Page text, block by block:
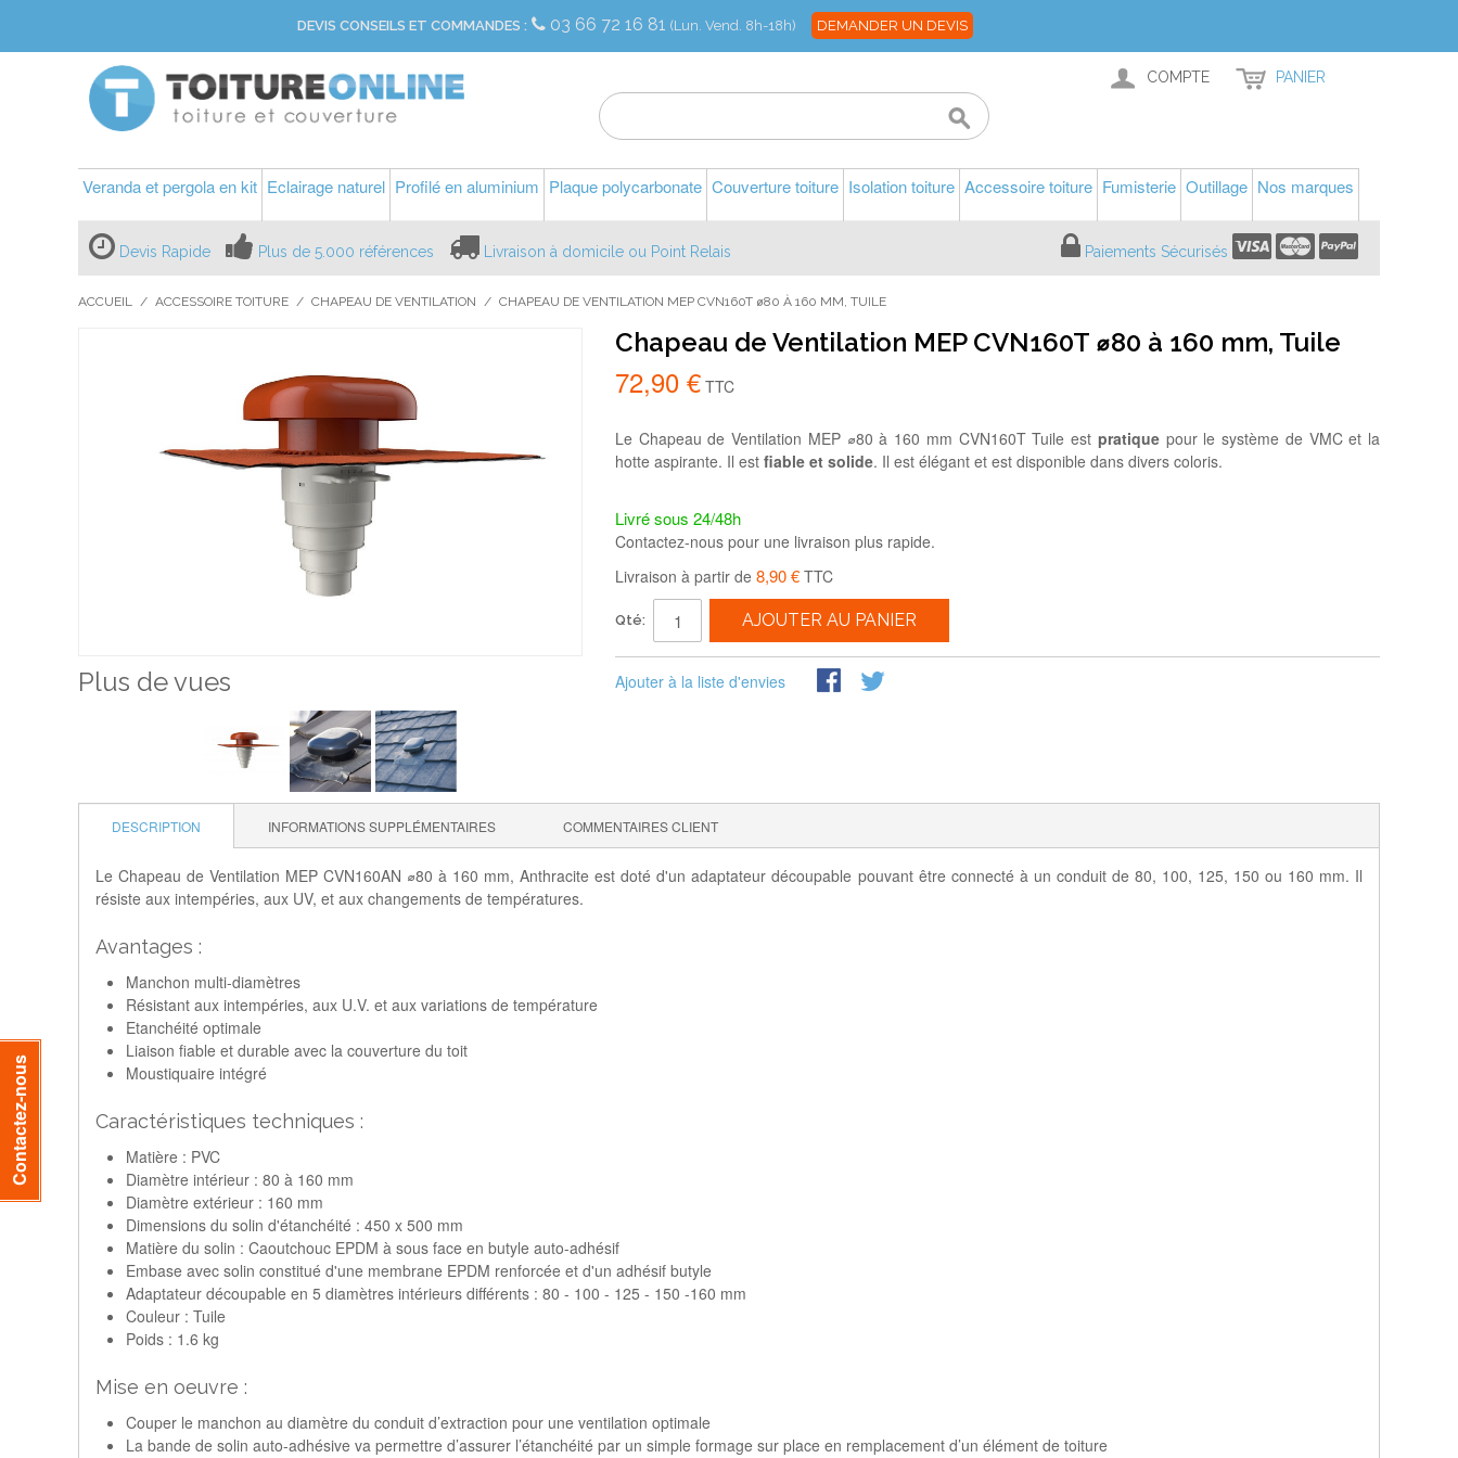
DEVIS CONSEILS ET COMMANDES : 03 66 72 16 81 (Lun. Vend. 8h-18h) DEMANDER UN DEVIS
COMPTE PANIER
Veranda et pergola en kit Eclairage naturel Profilé en aluminium Plaque polycarbonate Couverture toiture Isolation toiture Accessoire toiture Fumisterie Outillage Nos marques
Devis Rapide Plus de 5.000 références Livraison à domicile ou Point Relais Paiements Sécurisés
ACCUEIL / ACCESSOIRE TOITURE / CHAPEAU DE VENTILATION / CHAPEAU DE VENTILATION MEP CVN160T ⌀80 À 160 MM, TUILE
Plus de vues
Chapeau de Ventilation MEP CVN160T ⌀80 à 160 mm, Tuile
72,90 € TTC
Le Chapeau de Ventilation MEP ⌀80 à 160 mm CVN160T Tuile est pratiquepour le système de VMC et la
hotte aspirante. Il est fiable et solide. Il est élégant et est disponible dans divers coloris.
Livré sous 24/48h
Contactez-nous pour une livraison plus rapide.
Livraison à partir de 8,90 € TTC
Qté: AJOUTER AU PANIER
Ajouter à la liste d'envies
DESCRIPTION INFORMATIONS SUPPLÉMENTAIRES COMMENTAIRES CLIENT
Le Chapeau de Ventilation MEP CVN160AN ⌀80 à 160 mm, Anthracite est doté d'un adaptateur découpable pouvant être connecté à un conduit de 80, 100, 125, 150 ou 160 mm. Il
résiste aux intempéries, aux UV, et aux changements de températures.
Avantages :
Manchon multi-diamètres
Résistant aux intempéries, aux U.V. et aux variations de température
Etanchéité optimale
Liaison fiable et durable avec la couverture du toit
Moustiquaire intégré
Caractéristiques techniques :
Matière : PVC
Diamètre intérieur : 80 à 160 mm
Diamètre extérieur : 160 mm
Dimensions du solin d'étanchéité : 450 x 500 mm
Matière du solin : Caoutchouc EPDM à sous face en butyle auto-adhésif
Embase avec solin constitué d'une membrane EPDM renforcée et d'un adhésif butyle
Adaptateur découpable en 5 diamètres intérieurs différents : 80 - 100 - 125 - 150 -160 mm
Couleur : Tuile
Poids : 1.6 kg
Mise en oeuvre :
Couper le manchon au diamètre du conduit d’extraction pour une ventilation optimale
La bande de solin auto-adhésive va permettre d’assurer l’étanchéité par un simple formage sur place en remplacement d’un élément de toiture
Contactez-nous